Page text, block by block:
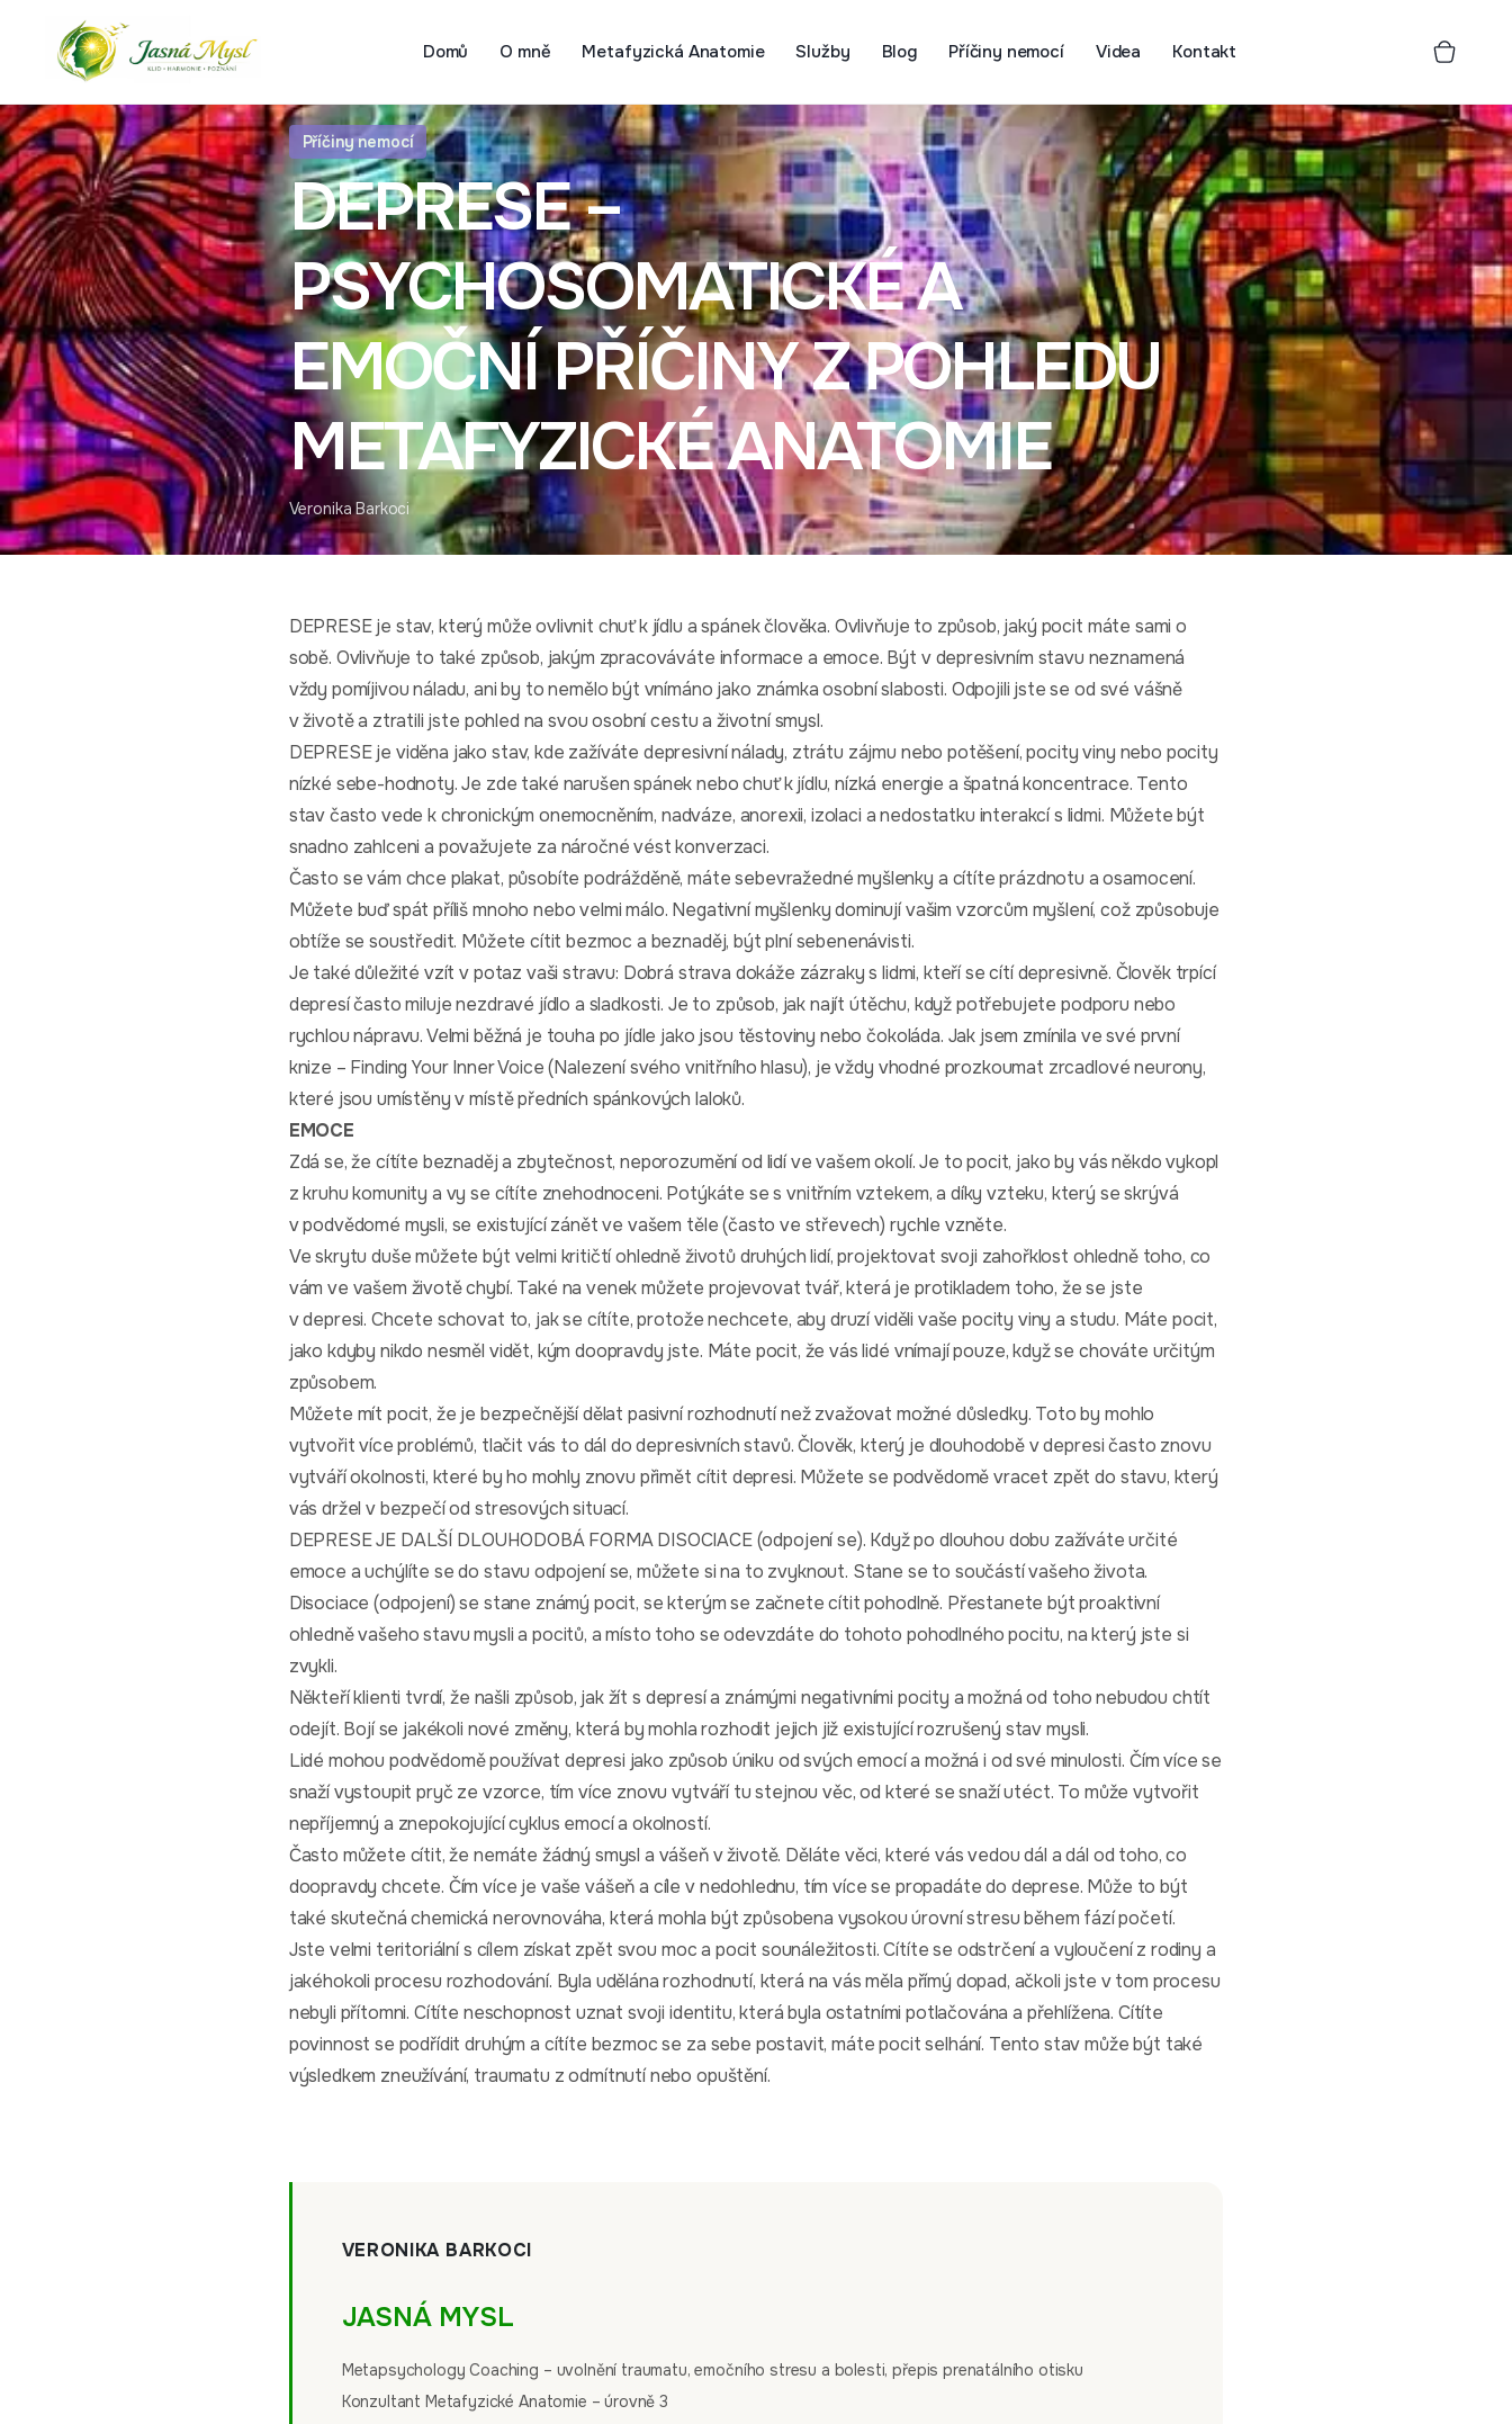
Domů O mně Metafyzická Anatomie Služby Blog Příčiny nemocí Videa Kontakt
Příčiny nemocí
DEPRESE –
PSYCHOSOMATICKÉ A
EMOČNÍ PŘÍČINY Z POHLEDU
METAFYZICKÉ ANATOMIE
Veronika Barkoci
DEPRESE je stav, který může ovlivnit chuť k jídlu a spánek člověka. Ovlivňuje to způsob, jaký pocit máte sami o
sobě. Ovlivňuje to také způsob, jakým zpracováváte informace a emoce. Být v depresivním stavu neznamená
vždy pomíjivou náladu, ani by to nemělo být vnímáno jako známka osobní slabosti. Odpojili jste se od své vášně
v životě a ztratili jste pohled na svou osobní cestu a životní smysl.
DEPRESE je viděna jako stav, kde zažíváte depresivní nálady, ztrátu zájmu nebo potěšení, pocity viny nebo pocity
nízké sebe-hodnoty. Je zde také narušen spánek nebo chuť k jídlu, nízká energie a špatná koncentrace. Tento
stav často vede k chronickým onemocněním, nadváze, anorexii, izolaci a nedostatku interakcí s lidmi. Můžete být
snadno zahlceni a považujete za náročné vést konverzaci.
Často se vám chce plakat, působíte podrážděně, máte sebevražedné myšlenky a cítíte prázdnotu a osamocení.
Můžete buď spát příliš mnoho nebo velmi málo. Negativní myšlenky dominují vašim vzorcům myšlení, což způsobuje
obtíže se soustředit. Můžete cítit bezmoc a beznaděj, být plní sebenenávisti.
Je také důležité vzít v potaz vaši stravu: Dobrá strava dokáže zázraky s lidmi, kteří se cítí depresivně. Člověk trpící
depresí často miluje nezdravé jídlo a sladkosti. Je to způsob, jak najít útěchu, když potřebujete podporu nebo
rychlou nápravu. Velmi běžná je touha po jídle jako jsou těstoviny nebo čokoláda. Jak jsem zmínila ve své první
knize – Finding Your Inner Voice (Nalezení svého vnitřního hlasu), je vždy vhodné prozkoumat zrcadlové neurony,
které jsou umístěny v místě předních spánkových laloků.
EMOCE
Zdá se, že cítíte beznaděj a zbytečnost, neporozumění od lidí ve vašem okolí. Je to pocit, jako by vás někdo vykopl
z kruhu komunity a vy se cítíte znehodnoceni. Potýkáte se s vnitřním vztekem, a díky vzteku, který se skrývá
v podvědomé mysli, se existující zánět ve vašem těle (často ve střevech) rychle vzněte.
Ve skrytu duše můžete být velmi kritičtí ohledně životů druhých lidí, projektovat svoji zahořklost ohledně toho, co
vám ve vašem životě chybí. Také na venek můžete projevovat tvář, která je protikladem toho, že se jste
v depresi. Chcete schovat to, jak se cítíte, protože nechcete, aby druzí viděli vaše pocity viny a studu. Máte pocit,
jako kdyby nikdo nesměl vidět, kým doopravdy jste. Máte pocit, že vás lidé vnímají pouze, když se chováte určitým
způsobem.
Můžete mít pocit, že je bezpečnější dělat pasivní rozhodnutí než zvažovat možné důsledky. Toto by mohlo
vytvořit více problémů, tlačit vás to dál do depresivních stavů. Člověk, který je dlouhodobě v depresi často znovu
vytváří okolnosti, které by ho mohly znovu přimět cítit depresi. Můžete se podvědomě vracet zpět do stavu, který
vás držel v bezpečí od stresových situací.
DEPRESE JE DALŠÍ DLOUHODOBÁ FORMA DISOCIACE (odpojení se). Když po dlouhou dobu zažíváte určité
emoce a uchýlíte se do stavu odpojení se, můžete si na to zvyknout. Stane se to součástí vašeho života.
Disociace (odpojení) se stane známý pocit, se kterým se začnete cítit pohodlně. Přestanete být proaktivní
ohledně vašeho stavu mysli a pocitů, a místo toho se odevzdáte do tohoto pohodlného pocitu, na který jste si
zvykli.
Někteří klienti tvrdí, že našli způsob, jak žít s depresí a známými negativními pocity a možná od toho nebudou chtít
odejít. Bojí se jakékoli nové změny, která by mohla rozhodit jejich již existující rozrušený stav mysli.
Lidé mohou podvědomě používat depresi jako způsob úniku od svých emocí a možná i od své minulosti. Čím více se
snaží vystoupit pryč ze vzorce, tím více znovu vytváří tu stejnou věc, od které se snaží utéct. To může vytvořit
nepříjemný a znepokojující cyklus emocí a okolností.
Často můžete cítit, že nemáte žádný smysl a vášeň v životě. Děláte věci, které vás vedou dál a dál od toho, co
doopravdy chcete. Čím více je vaše vášeň a cíle v nedohlednu, tím více se propadáte do deprese. Může to být
také skutečná chemická nerovnováha, která mohla být způsobena vysokou úrovní stresu během fází početí.
Jste velmi teritoriální s cílem získat zpět svou moc a pocit sounáležitosti. Cítíte se odstrčení a vyloučení z rodiny a
jakéhokoli procesu rozhodování. Byla udělána rozhodnutí, která na vás měla přímý dopad, ačkoli jste v tom procesu
nebyli přítomni. Cítíte neschopnost uznat svoji identitu, která byla ostatními potlačována a přehlížena. Cítíte
povinnost se podřídit druhým a cítíte bezmoc se za sebe postavit, máte pocit selhání. Tento stav může být také
výsledkem zneužívání, traumatu z odmítnutí nebo opuštění.
VERONIKA BARKOCI
JASNÁ MYSL
Metapsychology Coaching – uvolnění traumatu, emočního stresu a bolesti, přepis prenatálního otisku
Konzultant Metafyzické Anatomie – úrovně 3